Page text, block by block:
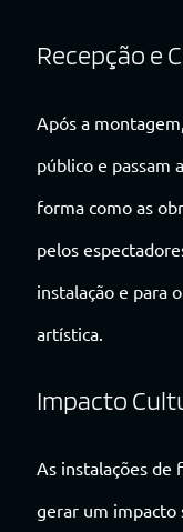
Recepção e
Após a
público e passam
forma como as
pelos
instalação e para
artística.
Impacto
As instalações
gerar um impacto